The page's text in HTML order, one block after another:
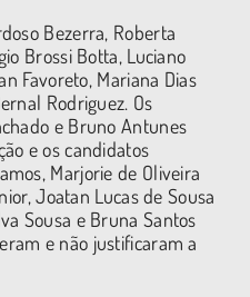
Bezerra, Roberta
Brossi Botta, Luciano
Favoreto, Mariana Dias
Rodriguez. Os
e Bruno Antunes
e os candidatos
Marjorie de Oliveira
Joatan Lucas de Sousa
Sousa e Bruna Santos
e não justificaram a